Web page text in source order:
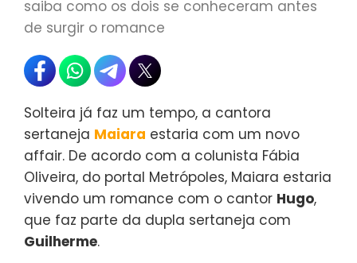
saiba como os dois se conheceram antes
de surgir o romance
Solteira já faz um tempo, a cantora
sertaneja Maiara estaria com um novo
affair. De acordo com a colunista Fábia
Oliveira, do portal Metrópoles, Maiara estaria
vivendo um romance com o cantor Hugo,
que faz parte da dupla sertaneja com
Guilherme.